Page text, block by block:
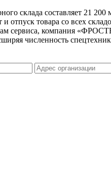
склада составляет 21
отпуск товара со всех
сервиса, компания
численность